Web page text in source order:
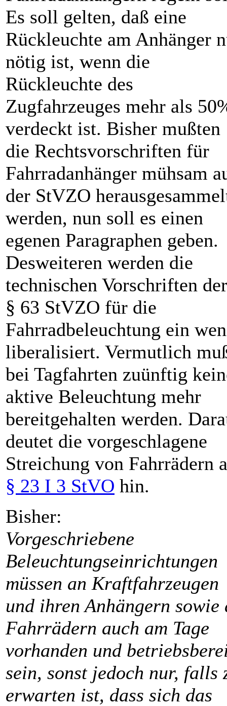
Es soll gelten, daß eine
Rückleuchte am Anhänger
nötig ist, wenn die
Rückleuchte des
Zugfahrzeuges mehr als
verdeckt ist. Bisher mußten
die Rechtsvorschriften für
Fahrradanhänger mühsam
der StVZO
werden, nun soll es einen
egenen Paragraphen geben.
Desweiteren werden die
technischen Vorschriften
§ 63 StVZO für die
Fahrradbeleuchtung ein
liberalisiert. Vermutlich
bei Tagfahrten zuünftig
aktive Beleuchtung mehr
bereitgehalten werden.
deutet die vorgeschlagene
Streichung von Fahrrädern
§ 23 I 3 StVO hin.
Bisher:
Vorgeschriebene
Beleuchtungseinrichtungen
müssen an Kraftfahrzeugen
und ihren Anhängern sowie
Fahrrädern auch am Tage
vorhanden und
sein, sonst jedoch nur, falls
erwarten ist, dass sich das